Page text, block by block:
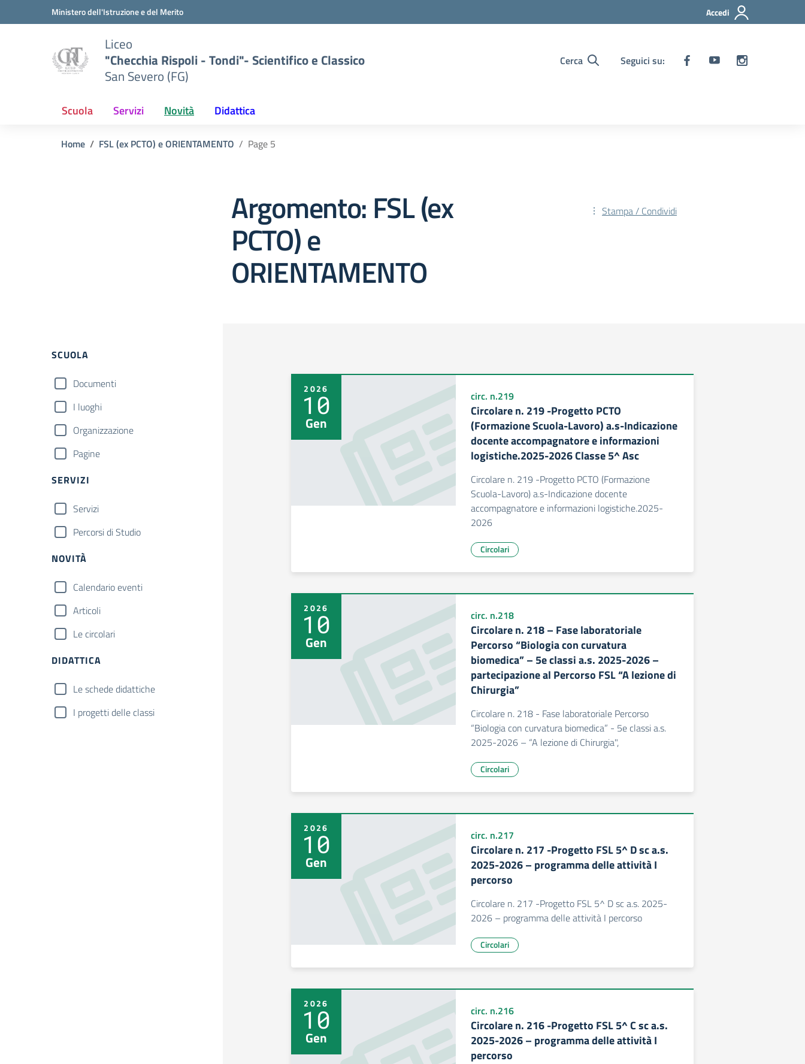
Vai ai contenuti
Vai al menu di navigazioneMinistero dell'Istruzione e del Merito Accedi
Liceo
"Checchia Rispoli - Tondi"- Scientifico e Classico
San Severo (FG)
Cerca Seguici su:
Scuola Servizi Novità Didattica
Home FSL (ex PCTO) e ORIENTAMENTO Page 5
Argomento: FSL (ex
PCTO) e
ORIENTAMENTO
Stampa / Condividi
Filtri
SCUOLA
Documenti
I luoghi
Organizzazione
Pagine
SERVIZI
Servizi
Percorsi di Studio
NOVITÀ
Calendario eventi
Articoli
Le circolari
DIDATTICA
Le schede didattiche
I progetti delle classi
2026
10
Gen
circ. n.219
Circolare n. 219 -Progetto PCTO
(Formazione Scuola-Lavoro) a.s-Indicazione
docente accompagnatore e informazioni
logistiche.2025-2026 Classe 5^ Asc
Circolare n. 219 -Progetto PCTO (Formazione
Scuola-Lavoro) a.s-Indicazione docente
accompagnatore e informazioni logistiche.2025-
2026
Circolari
2026
10
Gen
circ. n.218
Circolare n. 218 – Fase laboratoriale
Percorso “Biologia con curvatura
biomedica” – 5e classi a.s. 2025-2026 –
partecipazione al Percorso FSL “A lezione di
Chirurgia”
Circolare n. 218 - Fase laboratoriale Percorso
“Biologia con curvatura biomedica” - 5e classi a.s.
2025-2026 – “A lezione di Chirurgia",
Circolari
2026
10
Gen
circ. n.217
Circolare n. 217 -Progetto FSL 5^ D sc a.s.
2025-2026 – programma delle attività I
percorso
Circolare n. 217 -Progetto FSL 5^ D sc a.s. 2025-
2026 – programma delle attività I percorso
Circolari
2026
10
Gen
circ. n.216
Circolare n. 216 -Progetto FSL 5^ C sc a.s.
2025-2026 – programma delle attività I
percorso